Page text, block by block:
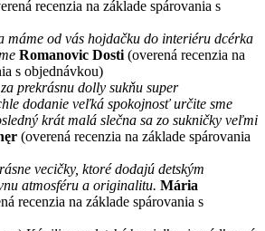
recenzia na základe spárovania s
máme od vás hojdačku do interiéru dcérka
Romanovic Dosti (overená recenzia na
s objednávkou)
prekrásnu dolly sukňu super
dodanie veľká spokojnosť určite sme
krát malá slečna sa zo sukničky veľmi
(overená recenzia na základe spárovania
vecičky, ktoré dodajú detským
atmosféru a originalitu. Mária
recenzia na základe spárovania s